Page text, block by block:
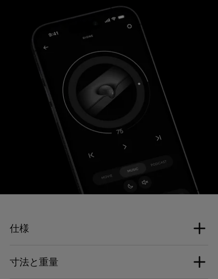
仕様
ラウドスピーカー
寸法と重量